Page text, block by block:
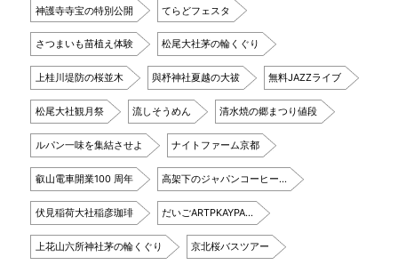
神護寺寺宝の特別公開 てらどフェスタ
さつまいも苗植え体験 松尾大社茅の輪くぐり
上桂川堤防の桜並木 與杼神社夏越の大祓 無料JAZZライブ
松尾大社観月祭 流しそうめん 清水焼の郷まつり値段
ルパン一味を集結させよ ナイトファーム京都
叡山電車開業100 周年 高架下のジャパンコーヒー…
伏見稲荷大社稲彦珈琲 だいごARTPKAYPA…
上花山六所神社茅の輪くぐり 京北桜バスツアー